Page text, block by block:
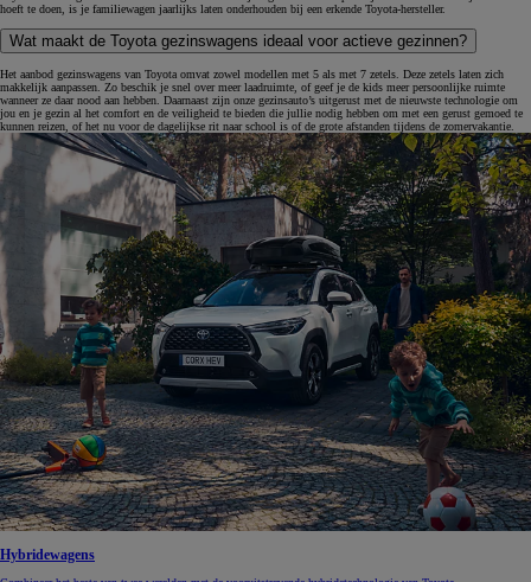
hoeft te doen, is je familiewagen jaarlijks laten onderhouden bij een erkende Toyota-hersteller.
Wat maakt de Toyota gezinswagens ideaal voor actieve gezinnen?
Het aanbod gezinswagens van Toyota omvat zowel modellen met 5 als met 7 zetels. Deze zetels laten zich
makkelijk aanpassen. Zo beschik je snel over meer laadruimte, of geef je de kids meer persoonlijke ruimte
wanneer ze daar nood aan hebben. Daarnaast zijn onze gezinsauto’s uitgerust met de nieuwste technologie om
jou en je gezin al het comfort en de veiligheid te bieden die jullie nodig hebben om met een gerust gemoed te
kunnen reizen, of het nu voor de dagelijkse rit naar school is of de grote afstanden tijdens de zomervakantie.
Hybridewagens